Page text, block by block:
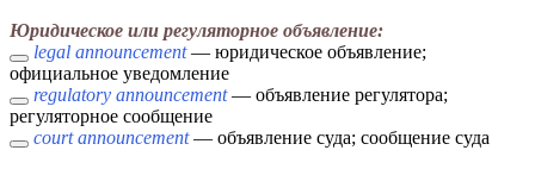
Юридическое или регуляторное объявление:
legal announcement— юридическое объявление;
официальное уведомление
regulatory announcement— объявление регулятора;
регуляторное сообщение
court announcement— объявление суда; сообщение суда